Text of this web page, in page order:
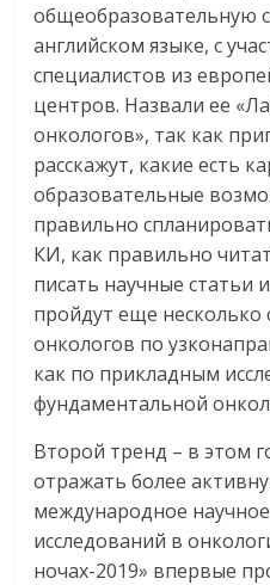
общеобразовательную
английском языке, с
специалистов из
центров. Назвали ее
онкологов», так как
расскажут, какие есть
образовательные
правильно
КИ, как правильно
писать научные статьи
пройдут еще
онкологов по
как по прикладным
фундаментальной
Второй тренд – в этом
отражать более
международное
исследований в
ночах-2019» впервые